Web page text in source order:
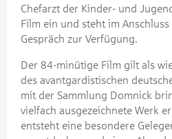
Chefarzt der Kinder- und
Film ein und steht im
Gespräch zur Verfügung.
Der 84-minütige Film gilt als
des avantgardistischen
mit der Sammlung Domnick
vielfach ausgezeichnete Werk
entsteht eine besondere